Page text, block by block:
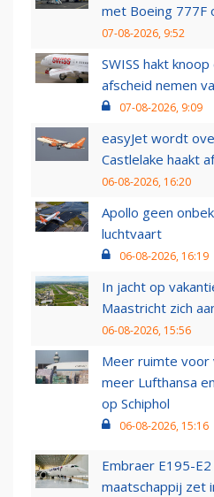
met Boeing 777F
07-08-2026, 9:52
SWISS hakt
afscheid nemen
07-08-2026, 9:09
easyJet wordt
Castlelake haakt af
06-08-2026, 16:20
Apollo geen
luchtvaart
06-08-2026, 16:19
In jacht op
Maastricht zich
06-08-2026, 15:56
Meer ruimte
meer Lufthansa
op Schiphol
06-08-2026, 15:16
Embraer E195-
maatschappij zet